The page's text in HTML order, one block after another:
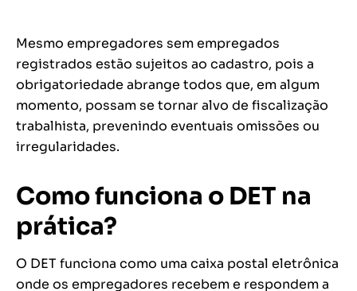
Mesmo empregadores sem empregados
registrados estão sujeitos ao cadastro, pois a
obrigatoriedade abrange todos que, em algum
momento, possam se tornar alvo de fiscalização
trabalhista, prevenindo eventuais omissões ou
irregularidades.
Como funciona o DET na
prática?
O DET funciona como uma caixa postal eletrônica
onde os empregadores recebem e respondem a